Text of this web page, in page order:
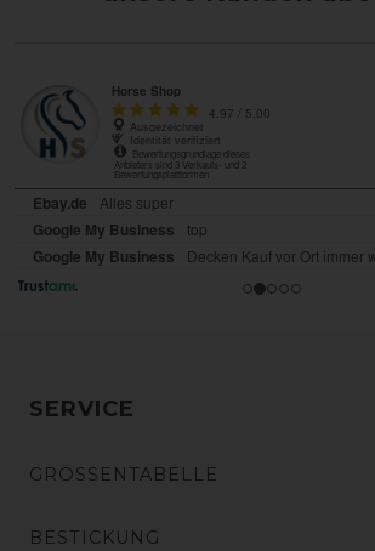
SERVICE
GRÖSSENTABELLE
BESTICKUNG